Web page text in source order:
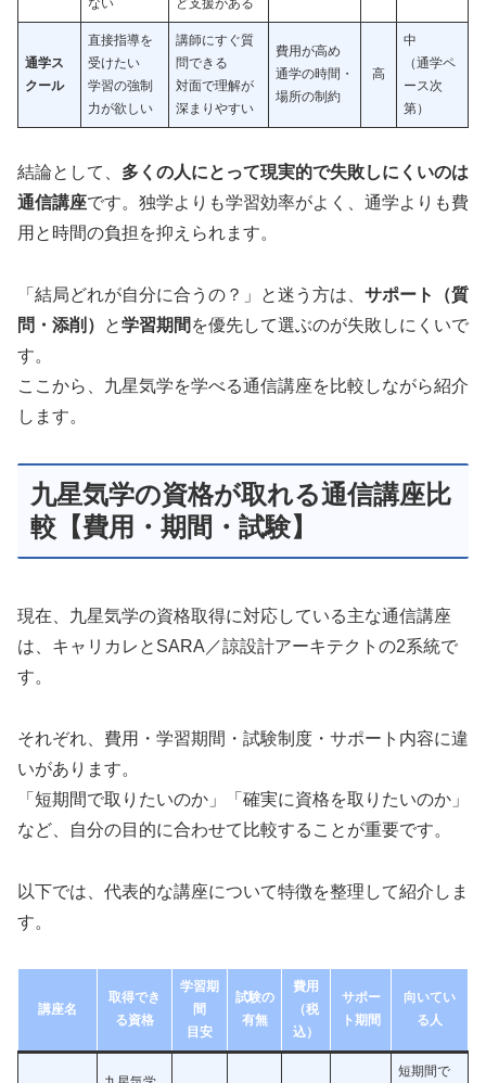
ない
ど支援がある
通学ス
クール
直接指導を
受けたい
学習の強制
力が欲しい
講師にすぐ質
問できる
対面で理解が
深まりやすい
費用が高め
通学の時間・
場所の制約
高
中
（通学ペ
ース次
第）
結論として、 多くの人にとって現実的で失敗しにくいのは
通信講座です。独学よりも学習効率がよく、通学よりも費
用と時間の負担を抑えられます。
「結局どれが自分に合うの？」と迷う方は、 サポート（質
問・添削）
と学習期間 を優先して選ぶのが失敗しにくいで
す。
ここから、九星気学を学べる通信講座を比較しながら紹介
します。
九星気学の資格が取れる通信講座比
較【費用・期間・試験】
現在、九星気学の資格取得に対応している主な通信講座
は、キャリカレとSARA／諒設計アーキテクトの2系統で
す。
それぞれ、費用・学習期間・試験制度・サポート内容に違
いがあります。
「短期間で取りたいのか」「確実に資格を取りたいのか」
など、自分の目的に合わせて比較することが重要です。
以下では、代表的な講座について特徴を整理して紹介しま
す。
講座名
取得でき
る資格
学習期
間
目安
試験の
有無
費用
（税
込）
サポー
ト期間
向いてい
る人
短期間で